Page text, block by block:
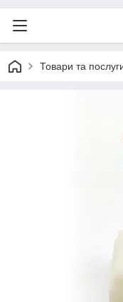
Товари та